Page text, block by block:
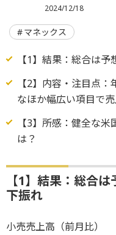
2024/12/18
マネックス
【1】結果：総合は
【2】内容・注目点
なほか幅広い項目で
【3】所感：健全な
は？
【1】結果：総合
下振れ
小売売上高（前月比）